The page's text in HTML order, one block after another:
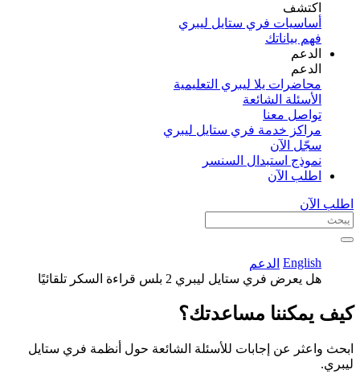
اكتشف​
أساسيات فري ستايل ليبري
فهم بياناتك
الدعم
الدعم
محاضرات يلا ليبري التعليمية
الأسئلة الشائعة
تواصل معنا
مراكز خدمة فري ستايل ليبري
سجّل الآن​
نموذج استبدال السنسر
اطلب الآن
اطلب الآن
English الدعم
هل يعرض فري ستايل ليبري 2 بلس قراءة السكر تلقائيًا
كيف يمكننا مساعدتك؟
ابحث واعثر عن إجابات للأسئلة الشائعة حول أنظمة فري ستايل
ليبري.